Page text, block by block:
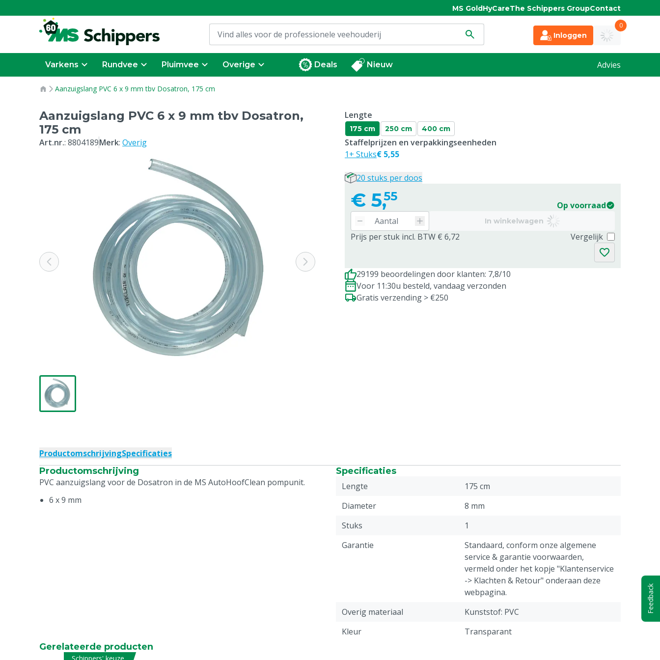
MS GoldHyCareThe Schippers GroupContact
Inloggen
0
Varkens Rundvee Pluimvee Overige Deals Nieuw Advies
Aanzuigslang PVC 6 x 9 mm tbv Dosatron, 175 cm
Aanzuigslang PVC 6 x 9 mm tbv Dosatron,
175 cm
Art.nr.: 8804189Merk: Overig
Lengte
175 cm 250 cm 400 cm
€ 5,55
Op voorraad
In winkelwagen
Prijs per stuk incl. BTW € 6,72 Vergelijk
Staffelprijzen en verpakkingseenheden
1+ Stuks€ 5,55
20 stuks per doos
29199 beoordelingen door klanten: 7,8/10
Voor 11:30u besteld, vandaag verzonden
Gratis verzending > €250
ProductomschrijvingSpecificaties
Productomschrijving
PVC aanzuigslang voor de Dosatron in de MS AutoHoofClean pompunit.
6 x 9 mm
Specificaties
Lengte
175 cm
Diameter
8 mm
Stuks
1
Garantie
Standaard, conform onze algemene
service & garantie voorwaarden,
vermeld onder het kopje "Klantenservice
-> Klachten & Retour" onderaan deze
webpagina.
Overig materiaal
Kunststof: PVC
Kleur
Transparant
Gerelateerde producten
Feedback